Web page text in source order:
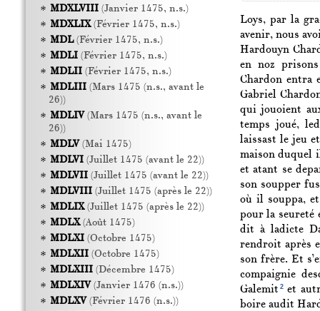
Loys, par la
avenir, nous
Hardouyn
en noz
Chardon entra
Gabriel
qui jouoient
temps joué,
laissast le jeu
maison duquel
et atant se
son soupper
où il souppa,
pour la seureté
dit à ladicte
rendroit après
son frère. Et
compaignie
Galemit 2et
boire audit
MDXLVIII(Janvier 1475, n.s.)
MDXLIX(Février 1475, n.s.)
MDL(Février 1475, n.s.)
MDLI(Février 1475, n.s.)
MDLII(Février 1475, n.s.)
MDLIII(Mars 1475 (n.s., avant le
26))
MDLIV(Mars 1475 (n.s., avant le
26))
MDLV(Mai 1475)
MDLVI(Juillet 1475 (avant le 22))
MDLVII(Juillet 1475 (avant le 22))
MDLVIII(Juillet 1475 (après le 22))
MDLIX(Juillet 1475 (après le 22))
MDLX(Août 1475)
MDLXI(Octobre 1475)
MDLXII(Octobre 1475)
MDLXIII(Décembre 1475)
MDLXIV(Janvier 1476 (n.s.))
MDLXV(Février 1476 (n.s.))